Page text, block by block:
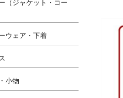
（ジャケット・コー
ウェア・下着
小物